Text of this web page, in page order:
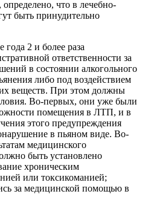
что в лечебно-
быть принудительно
года 2 и более раза
ответственности за
в состоянии алкогольного
либо под воздействием
веществ. При этом должны
Во-первых, они уже были
помещения в ЛТП, и в
этого предупреждения
в пьяном виде. Во-
медицинского
быть установлено
хроническим
или токсикоманией;
за медицинской помощью в